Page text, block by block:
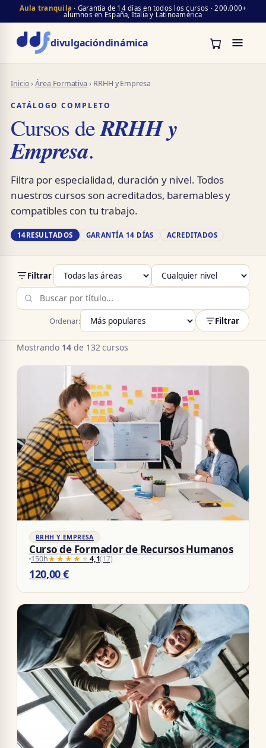
Aula tranquila · Garantía de 14 días en todos los cursos · 200.000+
alumnos en España, Italia y Latinoamérica
divulgacióndinámica
Inicio›Área Formativa › RRHH y Empresa
CATÁLOGO COMPLETO
Cursos deRRHH y
Empresa.
Filtra por especialidad, duración y nivel. Todos
nuestros cursos son acreditados, baremables y
compatibles con tu trabajo.
14RESULTADOS GARANTÍA 14 DÍAS ACREDITADOS
Filtrar
Ordenar: Filtrar
Mostrando 14 de 132 cursos
RRHH Y EMPRESA
Curso de Formador de Recursos Humanos
150h★★★★★
★★★★★4,1(17)
120,00€